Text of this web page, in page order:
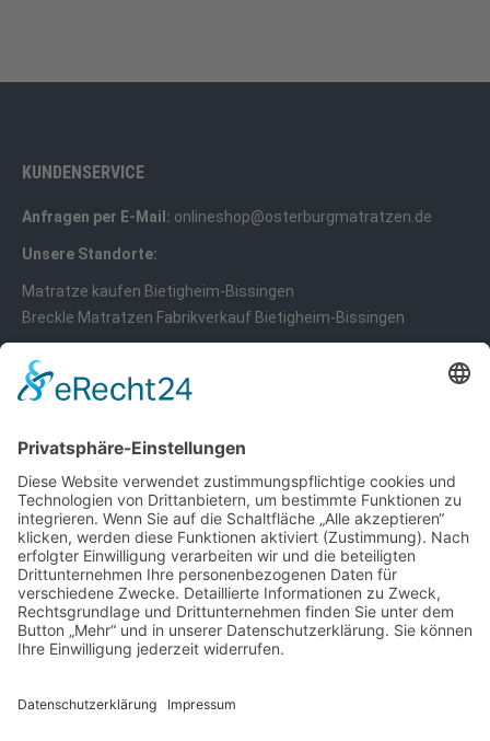
KUNDENSERVICE
Anfragen per E-Mail: onlineshop@osterburgmatratzen.de
Unsere Standorte:
Matratze kaufen Bietigheim-Bissingen
Breckle Matratzen Fabrikverkauf Bietigheim-Bissingen